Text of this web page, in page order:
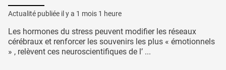
Actualité publiée il y a 1 mois 1 heure
Les hormones du stress peuvent modifier les réseaux
cérébraux et renforcer les souvenirs les plus « émotionnels
» , relèvent ces neuroscientifiques de l’ ...